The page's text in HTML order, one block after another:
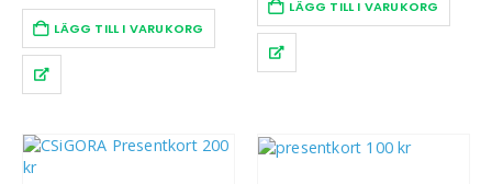
LÄGG TILL I VARUKORG
LÄGG TILL I VARUKORG